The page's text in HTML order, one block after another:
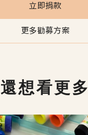
立即捐款
更多勸募方案
還想看更多